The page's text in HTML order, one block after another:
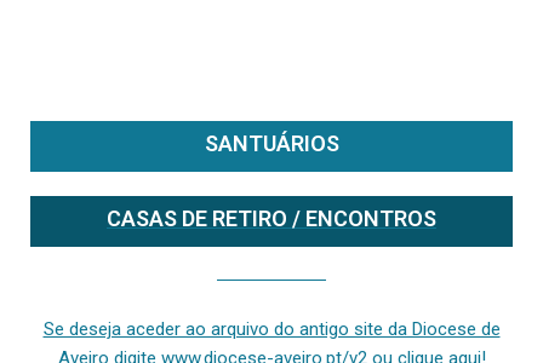
SANTUÁRIOS
CASAS DE RETIRO / ENCONTROS
Se deseja aceder ao arquivo do antigo site da Diocese de
Aveiro digite www.diocese-aveiro.pt/v2 ou clique aqui!